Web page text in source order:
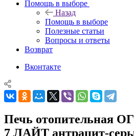
Помощь в выборе
Назад
Помощь в выборе
Полезные статьи
Вопросы и ответы
Возврат
Вконтакте
Печь отопительная
7 ЛАЙТ антрацит-